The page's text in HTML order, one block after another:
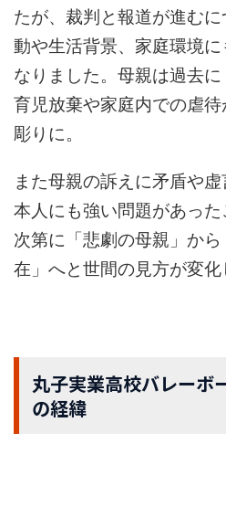
たが、裁判と報道が進む
動や生活背景、家庭環境
なりました。母親は過去に
育児放棄や家庭内での虐
彫りに。
また母親の訴えに矛盾や虚
本人にも強い問題があった
次第に「悲劇の母親」か
在」へと世間の見方が変化
丸子実業高校バレーボ
の経緯